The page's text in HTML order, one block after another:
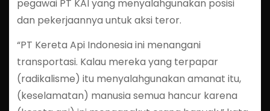
pegawai PT KAI yang menyalahgunakan posisi
dan pekerjaannya untuk aksi teror.
“PT Kereta Api Indonesia ini menangani
transportasi. Kalau mereka yang terpapar
(radikalisme) itu menyalahgunakan amanat itu,
(keselamatan) manusia semua hancur karena